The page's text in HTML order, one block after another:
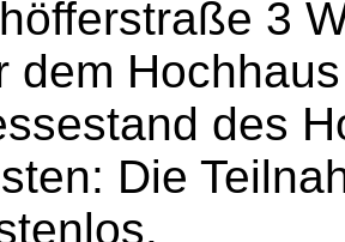
3
dem
des
Die